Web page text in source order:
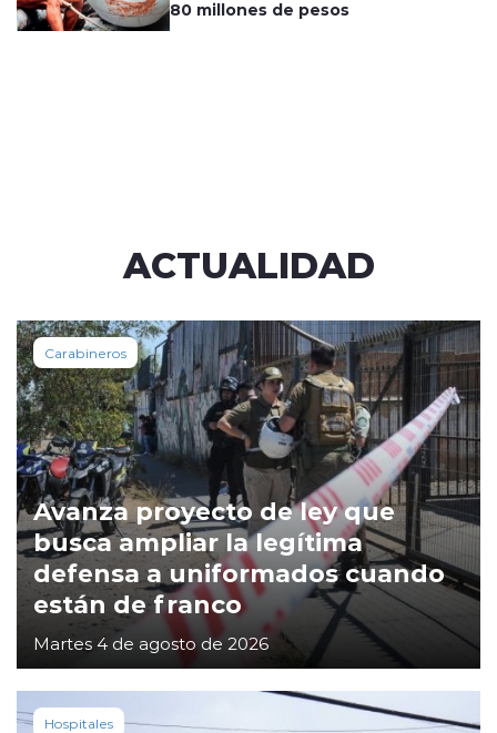
80 millones de pesos
ACTUALIDAD
Carabineros
Avanza proyecto de ley que
busca ampliar la legítima
defensa a uniformados cuando
están de franco
Martes 4 de agosto de 2026
Hospitales